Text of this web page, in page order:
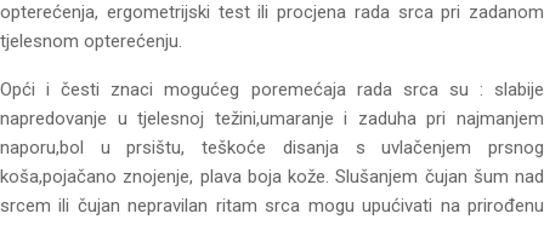
opterećenja, ergometrijski test ili procjena rada srca pri zadanom
tjelesnom opterećenju.
Opći i česti znaci mogućeg poremećaja rada srca su : slabije
napredovanje u tjelesnoj težini,umaranje i zaduha pri najmanjem
naporu,bol u prsištu, teškoće disanja s uvlačenjem prsnog
koša,pojačano znojenje, plava boja kože. Slušanjem čujan šum nad
srcem ili čujan nepravilan ritam srca mogu upućivati na prirođenu